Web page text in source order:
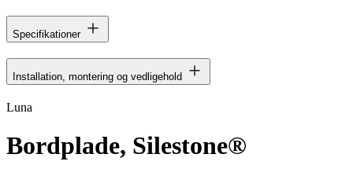
Specifikationer
Installation, montering og vedligehold
Luna
Bordplade, Silestone®